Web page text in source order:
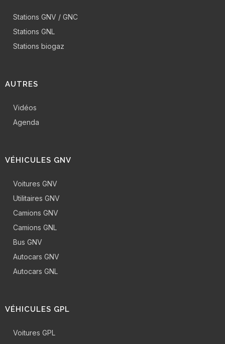
Stations GNV / GNC
Stations GNL
Stations biogaz
AUTRES
Vidéos
Agenda
VÉHICULES GNV
Voitures GNV
Utilitaires GNV
Camions GNV
Camions GNL
Bus GNV
Autocars GNV
Autocars GNL
VÉHICULES GPL
Voitures GPL